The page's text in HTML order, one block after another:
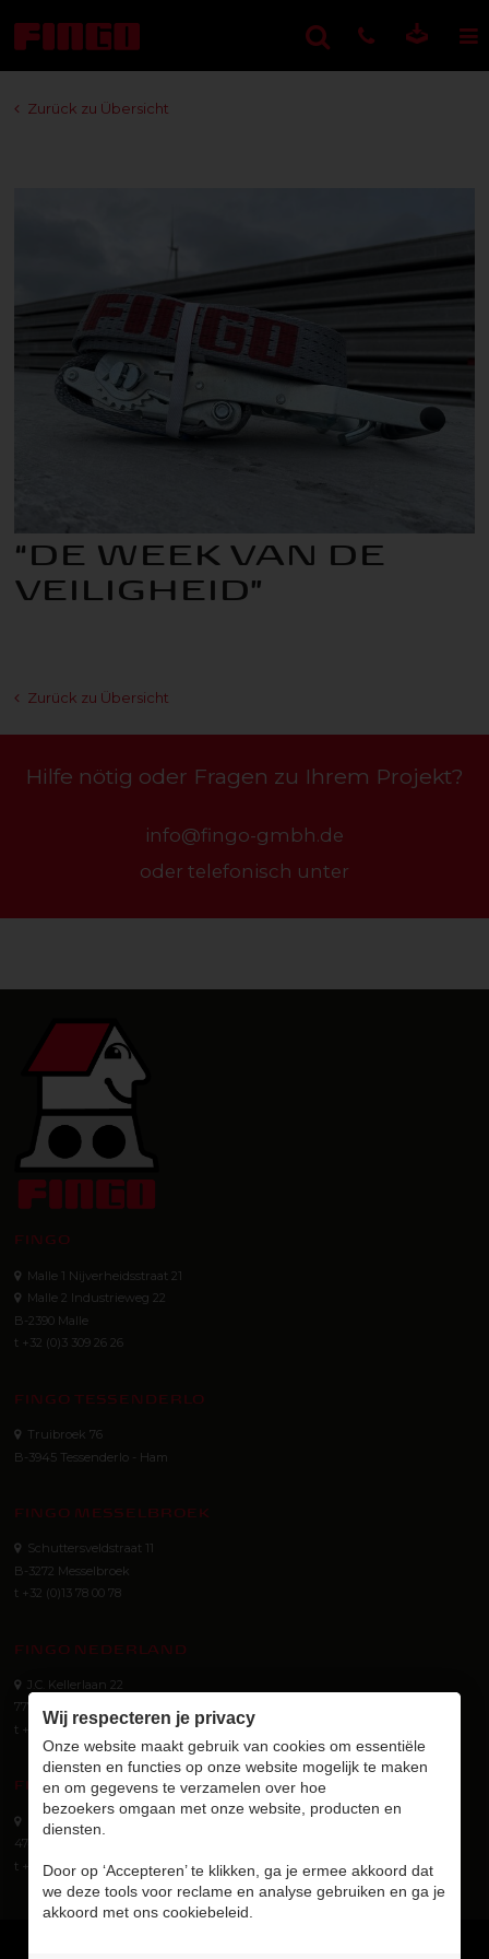
Zurück zu Übersicht
“DE WEEK VAN DE
VEILIGHEID”
Zurück zu Übersicht
Hilfe nötig oder Fragen zu Ihrem Projekt?
info@fingo-gmbh.de
oder telefonisch unter
FINGO
Malle 1 Nijverheidsstraat 21
Malle 2 Industrieweg 22
B-2390 Malle
t +32 (0)3 309 26 26
FINGO TESSENDERLO
Truibroek 76
B-3945 Tessenderlo - Ham
FINGO MESSELBROEK
Schuttersveldstraat 11
B-3272 Messelbroek
t +32 (0)13 78 00 78
FINGO NEDERLAND
J.C. Kellerlaan 22
7772 SG Hardenberg (NL)
t +31 (0) 523 745 621
FINGO GMBH
Eurotec-Ring 40
47445 Moers (D)
t +49 (0) 2841 8890310
Wij respecteren je privacy
Onze website maakt gebruik van cookies om essentiële
diensten en functies op onze website mogelijk te maken
en om gegevens te verzamelen over hoe
bezoekers omgaan met onze website, producten en
diensten.
Door op ‘Accepteren’ te klikken, ga je ermee akkoord dat
we deze tools voor reclame en analyse gebruiken en ga je
akkoord met ons cookiebeleid.